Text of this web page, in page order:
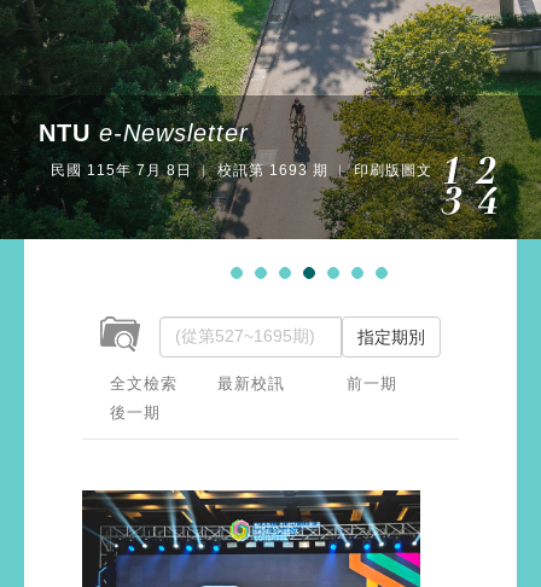
NTUe-Newsletter
民國 115年 7月 8日 ︱ 校訊第 1693 期 ︱ 印刷版圖文
指定期別
全文檢索 最新校訊
前一期
後一期